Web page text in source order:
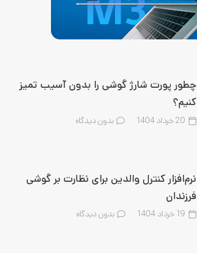
چطور پورت شارژ گوشی را بدون آسیب تمیز
کنیم؟
20 خرداد 1404 بدون دیدگاه
نرم‌افزار کنترل والدین برای نظارت بر گوشی
فرزندان
19 خرداد 1404 بدون دیدگاه